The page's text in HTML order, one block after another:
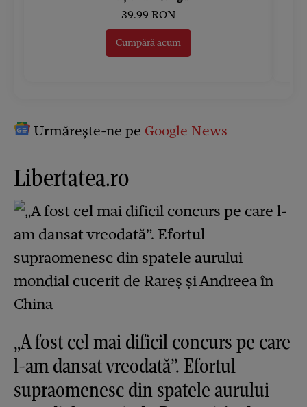
39.99 RON
Cumpără acum
Urmărește-ne pe Google News
Libertatea.ro
„A fost cel mai dificil concurs pe care
l-am dansat vreodată”. Efortul
supraomenesc din spatele aurului